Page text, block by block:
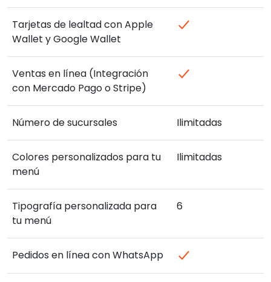
Tarjetas de lealtad con Apple
Wallet y Google Wallet
Ventas en línea (Integración
con Mercado Pago o Stripe)
Número de sucursales Ilimitadas
Colores personalizados para tu
menú
Ilimitadas
Tipografía personalizada para
tu menú
6
Pedidos en línea con WhatsApp